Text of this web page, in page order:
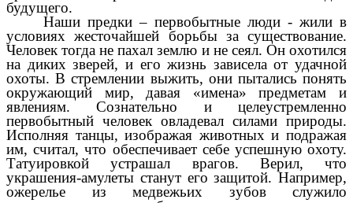
будущего.
Наши предки – первобытные люди - жили в
условиях жесточайшей борьбы за существование.
Человек тогда не пахал землю и не сеял. Он охотился
на диких зверей, и его жизнь зависела от удачной
охоты. В стремлении выжить, они пытались понять
окружающий мир, давая «имена» предметам и
явлениям. Сознательно и целеустремленно
первобытный человек овладевал силами природы.
Исполняя танцы, изображая животных и подражая
им, считал, что обеспечивает себе успешную охоту.
Татуировкой устрашал врагов. Верил, что
украшения-амулеты станут его защитой. Например,
ожерелье из медвежьих зубов служило